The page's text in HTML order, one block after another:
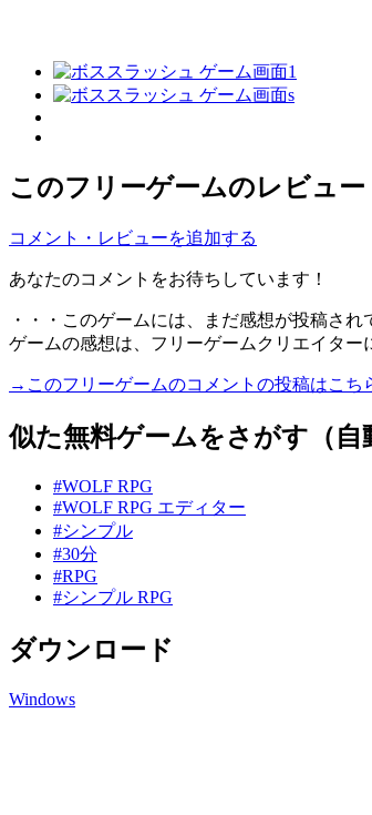
このフリーゲームのレビュー
コメント・レビューを追加する
あなたのコメントをお待ちしています！
・・・このゲームには、まだ感想が投稿さ
ゲームの感想は、フリーゲームクリエイター
→このフリーゲームのコメントの投稿はこち
似た無料ゲームをさがす（自
#WOLF RPG
#WOLF RPG エディター
#シンプル
#30分
#RPG
#シンプル RPG
ダウンロード
Windows